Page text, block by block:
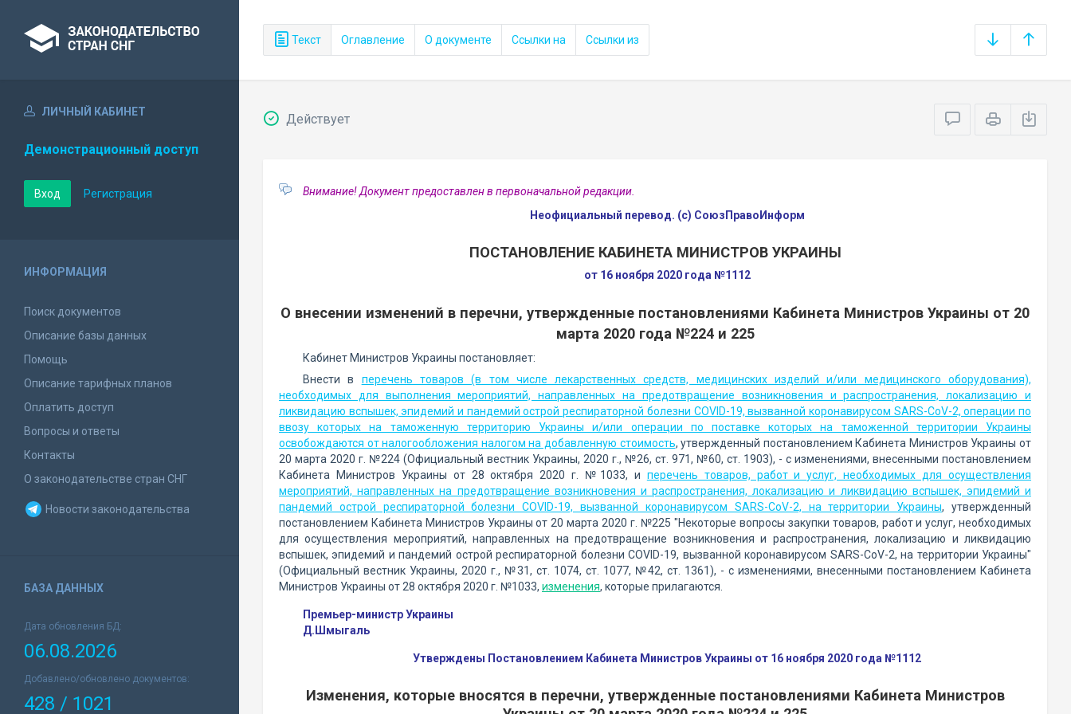
Текст Оглавление О документе Ссылки на Ссылки из
ЛИЧНЫЙ КАБИНЕТ
Демонстрационный доступ
Вход Регистрация
ИНФОРМАЦИЯ
Поиск документов
Описание базы данных
Помощь
Описание тарифных планов
Оплатить доступ
Вопросы и ответы
Контакты
О законодательстве стран СНГ
Новости законодательства
БАЗА ДАННЫХ
Дата обновления БД:
06.08.2026
Добавлено/обновлено документов:
428 / 1021
Действует
Внимание! Документ предоставлен в первоначальной редакции.
Неофициальный перевод. (с) СоюзПравоИнформ
ПОСТАНОВЛЕНИЕ КАБИНЕТА МИНИСТРОВ УКРАИНЫ
от 16 ноября 2020 года №1112
О внесении изменений в перечни, утвержденные постановлениями Кабинета Министров Украины от 20
марта 2020 года №224 и 225
Кабинет Министров Украины постановляет:
Внести в перечень товаров (в том числе лекарственных средств, медицинских изделий и/или медицинского оборудования),
необходимых для выполнения мероприятий, направленных на предотвращение возникновения и распространения, локализацию и
ликвидацию вспышек, эпидемий и пандемий острой респираторной болезни COVID-19, вызванной коронавирусом SARS-CoV-2, операции по
ввозу которых на таможенную территорию Украины и/или операции по поставке которых на таможенной территории Украины
освобождаются от налогообложения налогом на добавленную стоимость, утвержденный постановлением Кабинета Министров Украины от
20 марта 2020 г. №224 (Официальный вестник Украины, 2020 г., №26, ст. 971, №60, ст. 1903), - с изменениями, внесенными постановлением
Кабинета Министров Украины от 28 октября 2020 г. №1033, и перечень товаров, работ и услуг, необходимых для осуществления
мероприятий, направленных на предотвращение возникновения и распространения, локализацию и ликвидацию вспышек, эпидемий и
пандемий острой респираторной болезни COVID-19, вызванной коронавирусом SARS-CoV-2, на территории Украины, утвержденный
постановлением Кабинета Министров Украины от 20 марта 2020 г. №225 "Некоторые вопросы закупки товаров, работ и услуг, необходимых
для осуществления мероприятий, направленных на предотвращение возникновения и распространения, локализацию и ликвидацию
вспышек, эпидемий и пандемий острой респираторной болезни COVID-19, вызванной коронавирусом SARS-CoV-2, на территории Украины"
(Официальный вестник Украины, 2020 г., №31, ст. 1074, ст. 1077, №42, ст. 1361), - с изменениями, внесенными постановлением Кабинета
Министров Украины от 28 октября 2020 г. №1033, изменения, которые прилагаются.
Премьер-министр Украины
Д.Шмыгаль
Утверждены Постановлением Кабинета Министров Украины от 16 ноября 2020 года №1112
Изменения, которые вносятся в перечни, утвержденные постановлениями Кабинета Министров